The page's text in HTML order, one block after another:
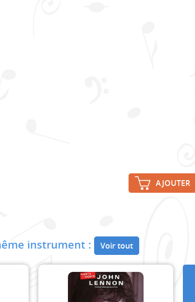
AJOUTER
instrument : Voir tout